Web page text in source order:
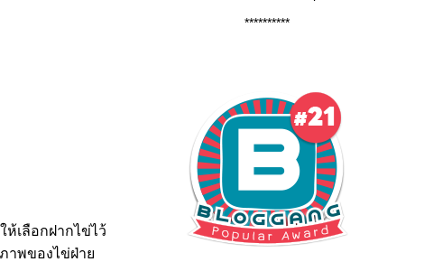
เลือกฝากไข่ไว้
ภาพของไข่ฝ่า
**********